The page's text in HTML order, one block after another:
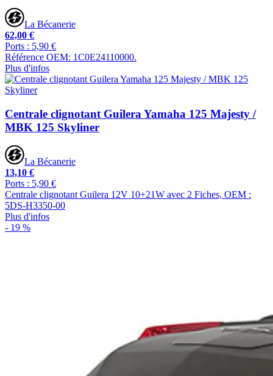
La Bécanerie
62,00 €
Ports : 5,90 €
Référence OEM: 1C0E24110000.
Plus d'infos
Centrale clignotant Guilera Yamaha 125 Majesty /
MBK 125 Skyliner
La Bécanerie
13,10 €
Ports : 5,90 €
Centrale clignotant Guilera 12V 10+21W avec 2 Fiches, OEM :
5DS-H3350-00
Plus d'infos
- 19 %